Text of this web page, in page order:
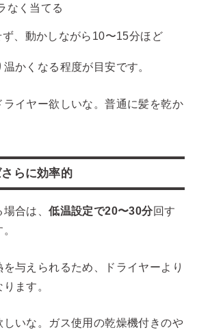
なく当てる
、動かしながら10〜15分ほど
かくなる程度が目安です。
ライヤー欲しいな。普通に髪を乾か
らに効率的
場合は、低温設定で20〜30分回す
与えられるため、ドライヤーより
ます。
しいな。ガス使用の乾燥機付きのや